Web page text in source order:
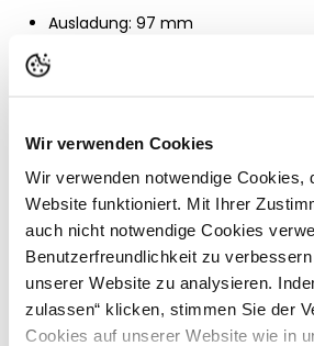
Wir verwenden Cookies
Wir verwenden notwendige Cookies,
Website funktioniert. Mit Ihrer
auch nicht notwendige Cookies
Benutzerfreundlichkeit zu
unserer Website zu analysieren.
zulassen“ klicken, stimmen Sie der
Cookies auf unserer Website wie in
Ausladung: 97 mm
Wasserleistung: 2,3 l/min. bei 5 bar
Hersteller:Lister GmbH, Am
Lüdenscheid, Deutschland,
Kundenbewertungen
Passende Produkte